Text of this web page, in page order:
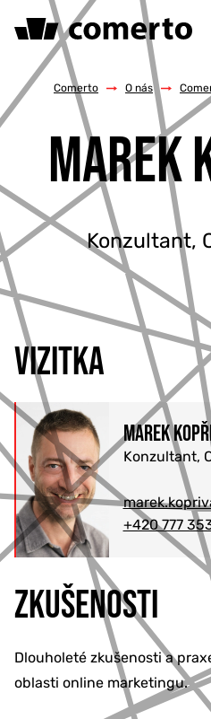
ONLINE
TVORBA
REFERENCE
O NÁS
KONTAKTY
777 353 464
Comerto / O nás /
MAREK
Konzultant,
VIZITKA
Marek
Konzultant,
+420 777
ZKUŠENOSTI
Dlouholeté zkušenosti a
oblasti online marketingu.